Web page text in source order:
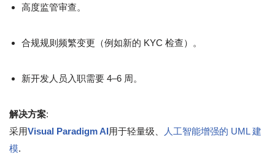
高度监管审查。
合规规则频繁变更（例如新的 KYC 检查）。
新开发人员入职需要 4–6 周。
解决方案:
采用Visual Paradigm AI用于轻量级、
人工智能增强的 UML 建
模.